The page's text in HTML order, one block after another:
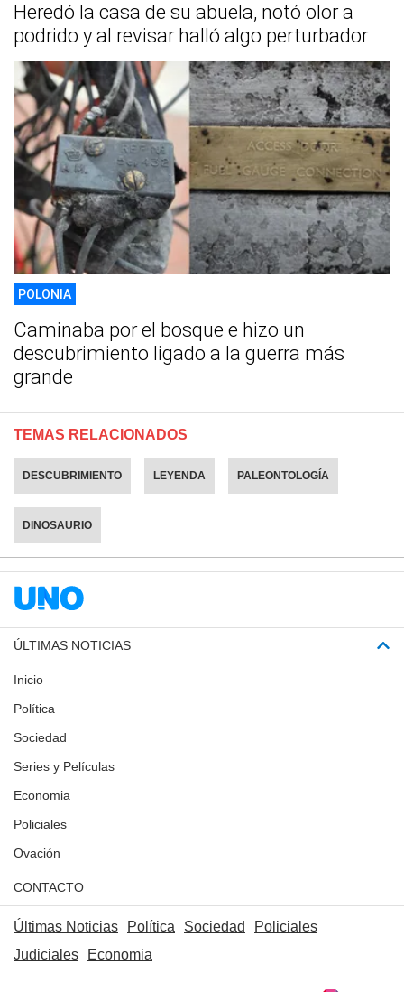
Heredó la casa de su abuela, notó olor a
podrido y al revisar halló algo perturbador
POLONIA
Caminaba por el bosque e hizo un
descubrimiento ligado a la guerra más
grande
TEMAS RELACIONADOS
DESCUBRIMIENTO LEYENDA PALEONTOLOGÍA
DINOSAURIO
ÚLTIMAS NOTICIAS
Inicio
Política
Sociedad
Series y Películas
Economia
Policiales
Ovación
CONTACTO
Últimas Noticias Política Sociedad
Policiales
Judiciales
Economia